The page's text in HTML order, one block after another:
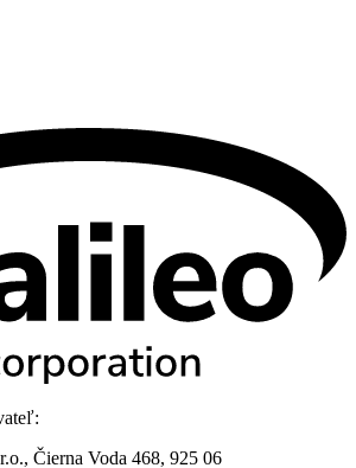
Čierna Voda 468, 925 06